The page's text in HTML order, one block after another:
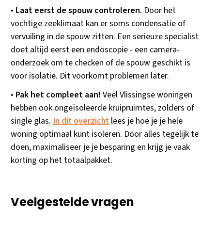
• Laat eerst de spouw controleren. Door het
vochtige zeeklimaat kan er soms condensatie of
vervuiling in de spouw zitten. Een serieuze specialist
doet altijd eerst een endoscopie - een camera-
onderzoek om te checken of de spouw geschikt is
voor isolatie. Dit voorkomt problemen later.
• Pak het compleet aan! Veel Vlissingse woningen
hebben ook ongeïsoleerde kruipruimtes, zolders of
single glas.In dit overzichtlees je hoe je je hele
woning optimaal kunt isoleren. Door alles tegelijk te
doen, maximaliseer je je besparing en krijg je vaak
korting op het totaalpakket.
Veelgestelde vragen